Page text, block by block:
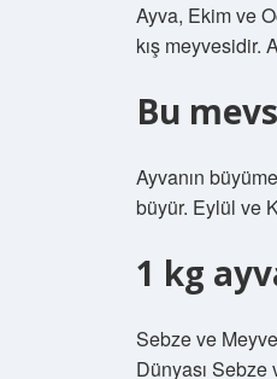
Ayva, Ekim ve
kış meyvesidir.
Bu
Ayvanın
büyür. Eylül ve
1 kg
Sebze ve
Dünyası